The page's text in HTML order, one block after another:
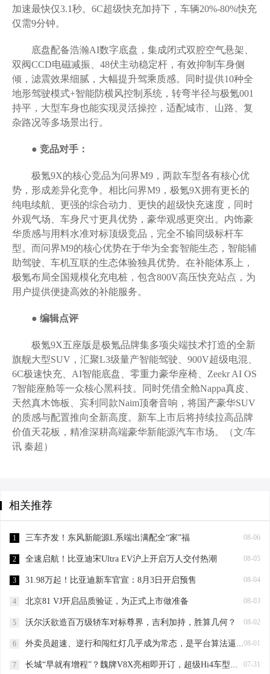
加速最快仅3.1秒。6C超级快充加持下，车辆20%-80%快充
仅需9分钟。
底盘配备浩瀚AI数字底盘，集成闭式双腔空气悬架、
双阀CCD电磁减振、48伏主动稳定杆，有效抑制车身侧
倾，滤震效果细腻，大幅提升驾乘质感。同时提供10种全
地形驾驶模式+智能防横风控制系统，转弯半径与极氪001
持平，大型车身也能实现灵活操控，适配城市、山路、复
杂路况等多场景出行。
● 竞品对手：
极氪9X的核心竞品为问界M9，两款车型各有核心优
势，形成差异化竞争。相比问界M9，极氪9X拥有更长的
纯电续航、更强的综合动力、更快的超级快充速度，同时
外观气场、车身尺寸更具优势，豪华观感更突出。内饰豪
华质感与用料水准对标顶级竞品，完全不输同级标杆车
型。而问界M9的核心优势在于华为全套智能生态，智能辅
助驾驶、车机互联的生态体验独具优势。在补能体系上，
极氪布局全国规模化充电桩，包含800V高压快充站点，为
用户提供便捷高效的补能服务。
● 编辑点评
极氪9X五座版是极氪品牌集多项尖端技术打造的全新
旗舰大型SUV，汇聚L3级量产智能驾驶、900V超级电混、
6C极速快充、AI智能底盘、零重力豪华座椅、Zeekr AI OS
7智能座舱等一众核心黑科技。同时凭借全舱Nappa真皮、
天然真木饰板、宾利同款Naim顶奢音响，将国产豪华SUV
的质感与配置推向全新高度。新车上市后将持续拉高品牌
价值天花板，精准深耕高端豪华新能源汽车市场。（文/车
讯 秦超）
相关推荐
08-06
1 三车齐发！东风新能源L系端出满配全“家”福
08-05
2 全速启航！比亚迪宋Ultra EV沪上开启万人交付热潮
08-04
3 31.98万起！比亚迪新车官宣：8月3日开启预售
08-03
4 北京81 VJ开启品质验证，为正式上市做准备
08-02
5 沃尔沃欲造百万级轿车对标尊界，吉利加持，胜算几何？
08-01
6 外卖员超速、逆行和闯红灯几乎成为常态，是平台算法逼的吗？
07-31
7 长城“早就有增程”？魏牌V8X亮相即开订，超级Hi4车型可“一车抵四车”？